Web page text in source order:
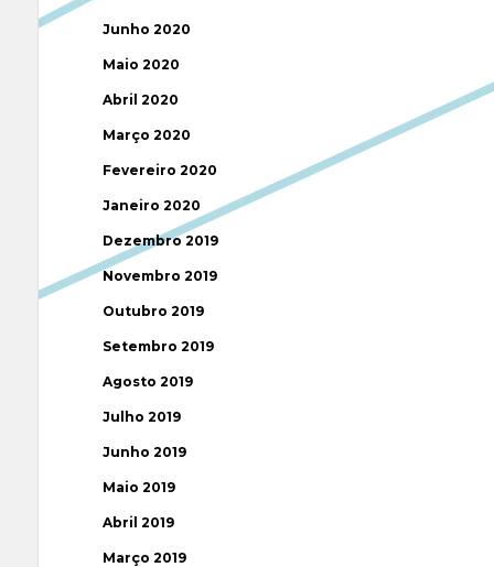
Junho 2020
Maio 2020
Abril 2020
Março 2020
Fevereiro 2020
Janeiro 2020
Dezembro 2019
Novembro 2019
Outubro 2019
Setembro 2019
Agosto 2019
Julho 2019
Junho 2019
Maio 2019
Abril 2019
Março 2019